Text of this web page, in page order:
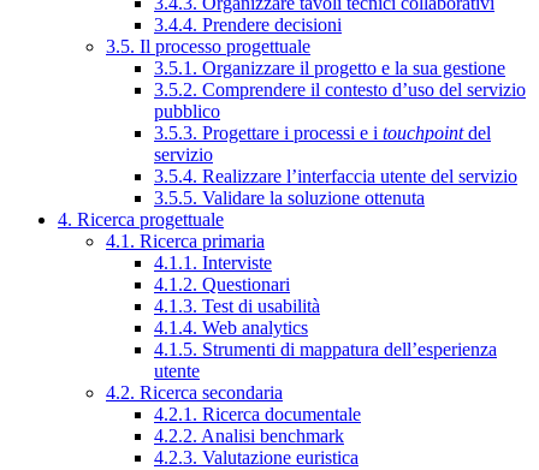
3.4.4. Prendere decisioni
3.5. Il processo progettuale
3.5.1. Organizzare il progetto e la sua gestione
3.5.2. Comprendere il contesto d’uso del servizio
pubblico
3.5.3. Progettare i processi e i touchpointdel
servizio
3.5.4. Realizzare l’interfaccia utente del servizio
3.5.5. Validare la soluzione ottenuta
4. Ricerca progettuale
4.1. Ricerca primaria
4.1.1. Interviste
4.1.2. Questionari
4.1.3. Test di usabilità
4.1.4. Web analytics
4.1.5. Strumenti di mappatura dell’esperienza
utente
4.2. Ricerca secondaria
4.2.1. Ricerca documentale
4.2.2. Analisi benchmark
4.2.3. Valutazione euristica